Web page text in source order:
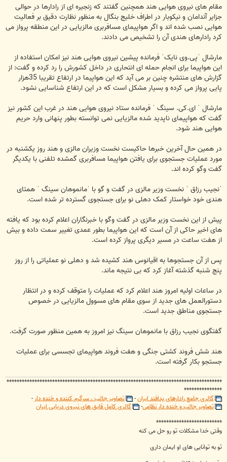
مقام های نیروی هوایی هند همچنین گفتند که زنجیره ای از رادارها در حوالی
جزایر آندامان و نیکوبار در اطراف خلیج بنگال به منظور نظارت دقیق بر فعالیت
هوایی نصب شده اند و اگر هواپیمای مسافربری مالزیایی در این منطقه پرواز می
کرد رادارهای هندی آن را تشخیص می دادند.
مارشال ˈپی.وی نایکˈ فرمانده پیشین نیروی هوایی هند نیز امکان استفاده از
این هواپیما برای انجام حمله ای انتحاری در داخل کشورش را رد کرده و گفت: از
گزارش های منتشره چنین بر می آید که این هواپیما در ارتفاع تقریبا 35هزار
پایی پرواز می کرده و بسیار مشکل است که در این ارتفاع شناسایی نشود.
مارشال ˈ ای.کی. سینگ ˈ فرمانده ستاد نیروی هوایی هند در غرب این کشور نیز
گفت که هواپیمای ناپدید شده مالزیایی نمی توانسته بطور پنهانی وارد حریم
هوایی هند شود.
در همین حال آخرین خبرها حاکیست نخست وزیران مالزی و هند روز یکشنبه در
مورد عملیات جستجوی برای یافتن هواپیما مسافربری گمشده تلفنی با یکدیگر
گفت وگو کرده اند.
ˈنجیب رزاق ˈ نخست وزیر مالزی در گفت و گو با ˈمانموهان سینگ ˈ همتای
هندی خود خواستار کمک دهلی نو برای جستجوی گسترده تر شده است.
پیش از این نخست وزیر مالزی در گفت وگو با خبرنگاران اعلام کرده بود که یافته
های اخیر حاکی از آن است که این هواپیما بطور عمدی تغییر سمت داده و بیش
از هفت ساعت در مسیر دیگری پرواز کرده است.
پس از آن جستجوها به اقیانوس هند کشیده شد و دهلی نو عملیاتی را از روز
پنج شنبه گذشته آغاز کرد که بی نتیجه ماند.
در ساعات اولیه امروز هند اعلام کرد که عملیات را متوقف کرده و در انتظار
دستورالعمل های جدید از سوی مقام های مسوول مالزیایی در خصوص
جستجوی مناطق جدید است.
گفتگوی نجیب رزاق با مانموهان سینگ نیز امروز به همین منظور صورت گرفت.
هند شش فروند کشتی جنگی و هفت فروند هواپیمای تجسسی برای عملیات
جستجو بکار گرفته است.
*************************************************************************************
***************
گالری جامع رادارهای پدافند ایران- تصاویر جالب ، سرگرم کننده و خنده دار-
تصاویر جالب و خنده دار نظامی-
گالری کامل قایق های نیروی دریایی ایران
**************************
وقتی خدا مشکلات تو رو حل می کنه
تو به توانایی های او ایمان داری